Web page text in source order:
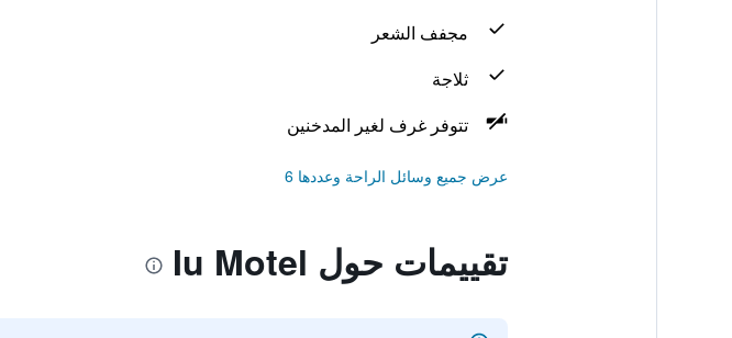
مجفف الشعر
ثلاجة
تتوفر غرف لغير المدخنين
عرض جميع وسائل الراحة وعددها 6
تقييمات حول Iu Motel